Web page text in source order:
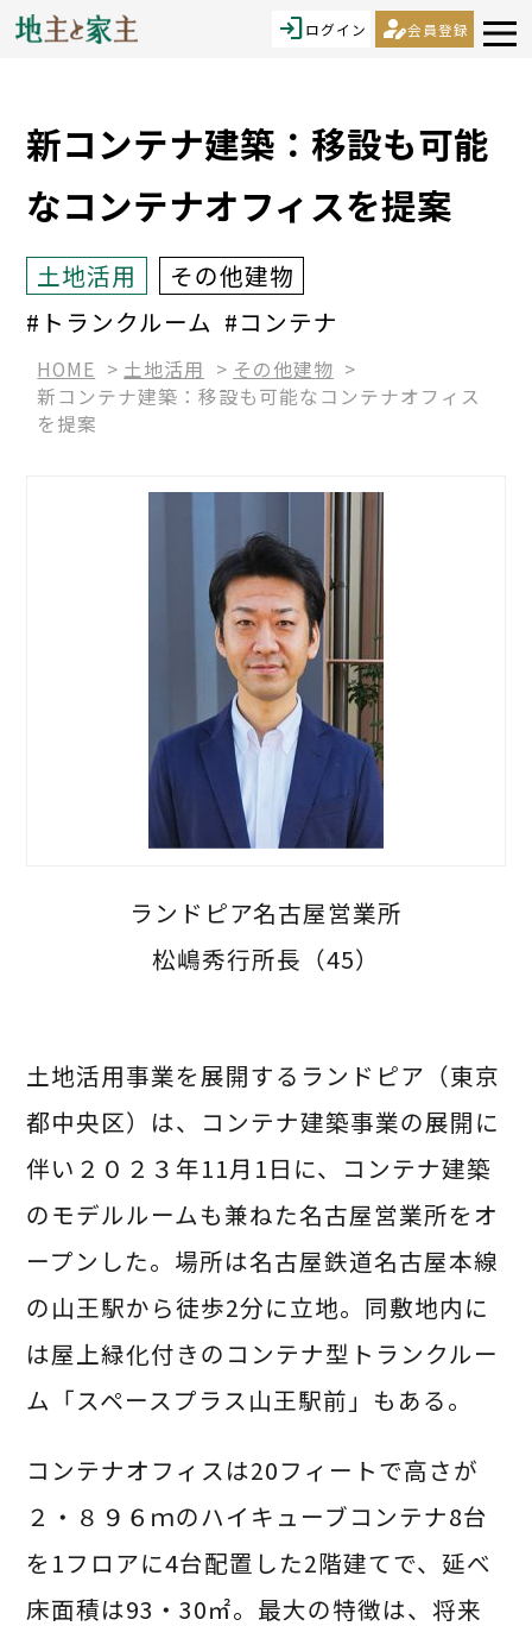
loginログイン person_edit会員登録
新コンテナ建築：移設も可能
なコンテナオフィスを提案
土地活用
その他建物
#トランクルーム #コンテナ
HOME 土地活用
その他建物
新コンテナ建築：移設も可能なコンテナオフィス
を提案
ランドピア名古屋営業所
松嶋秀行所長（45）
土地活用事業を展開するランドピア（東京
都中央区）は、コンテナ建築事業の展開に
伴い２０２３年11月1日に、コンテナ建築
のモデルルームも兼ねた名古屋営業所をオ
ープンした。場所は名古屋鉄道名古屋本線
の山王駅から徒歩2分に立地。同敷地内に
は屋上緑化付きのコンテナ型トランクルー
ム「スペースプラス山王駅前」もある。
コンテナオフィスは20フィートで高さが
２・８９６ｍのハイキューブコンテナ8台
を1フロアに4台配置した2階建てで、延べ
床面積は93・30㎡。最大の特徴は、将来